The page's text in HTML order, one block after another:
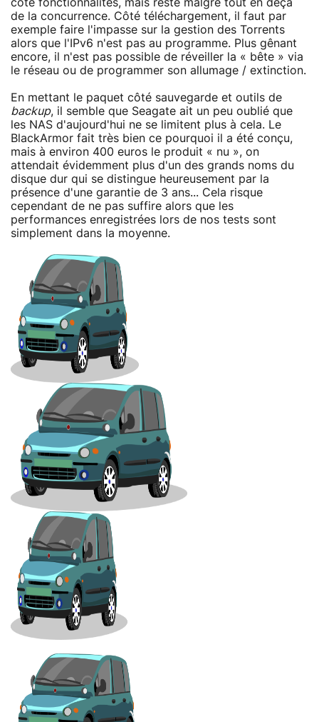
côté fonctionnalités, mais reste malgré tout en deçà
de la concurrence. Côté téléchargement, il faut par
exemple faire l'impasse sur la gestion des Torrents
alors que l'IPv6 n'est pas au programme. Plus gênant
encore, il n'est pas possible de réveiller la « bête » via
le réseau ou de programmer son allumage / extinction.
En mettant le paquet côté sauvegarde et outils de
backup, il semble que Seagate ait un peu oublié que
les NAS d'aujourd'hui ne se limitent plus à cela. Le
BlackArmor fait très bien ce pourquoi il a été conçu,
mais à environ 400 euros le produit « nu », on
attendait évidemment plus d'un des grands noms du
disque dur qui se distingue heureusement par la
présence d'une garantie de 3 ans... Cela risque
cependant de ne pas suffire alors que les
performances enregistrées lors de nos tests sont
simplement dans la moyenne.